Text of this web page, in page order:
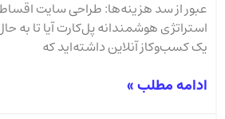
عبور از سد هزینه‌ها: طراحی سایت
استراتژی هوشمندانه پل‌کارت آیا تا به
یک کسب‌وکاز آنلاین داشته‌اید که
ادامه مطلب »